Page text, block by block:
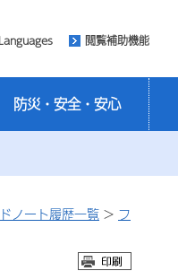
閲覧補助機能
防災・安全・安心
ノート履歴一覧 > フ